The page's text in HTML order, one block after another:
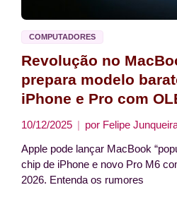
COMPUTADORES
Revolução no
prepara modelo
iPhone e Pro com
10/12/2025 por Felipe
Apple pode lançar MacBook
chip de iPhone e novo Pro M6
2026. Entenda os rumores